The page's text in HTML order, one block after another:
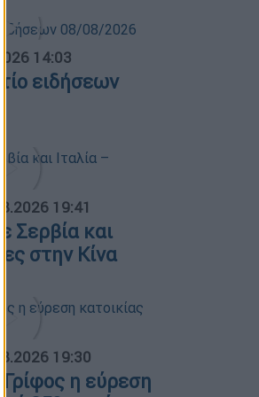
14:03
ειδήσεων
19:41
Σερβία και
στην Κίνα
19:30
Γρίφος η εύρεση